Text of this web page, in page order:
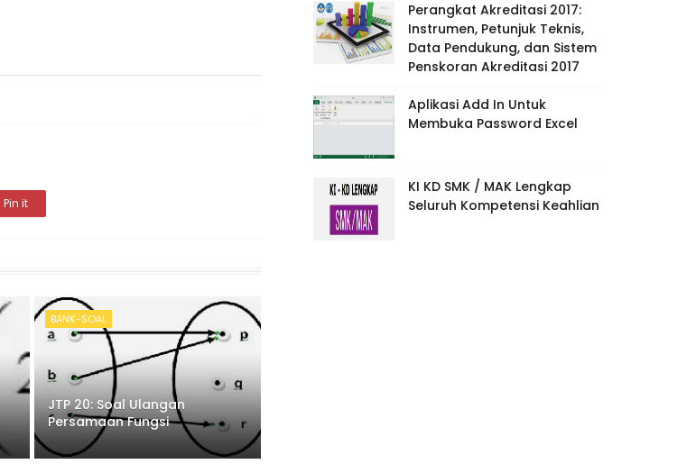
Pin it
BANK-SOAL
JTP 20: Soal Ulangan
Persamaan Fungsi
Perangkat Akreditasi 2017:
Instrumen, Petunjuk Teknis,
Data Pendukung, dan Sistem
Penskoran Akreditasi 2017
Aplikasi Add In Untuk
Membuka Password Excel
KI KD SMK / MAK Lengkap
Seluruh Kompetensi Keahlian